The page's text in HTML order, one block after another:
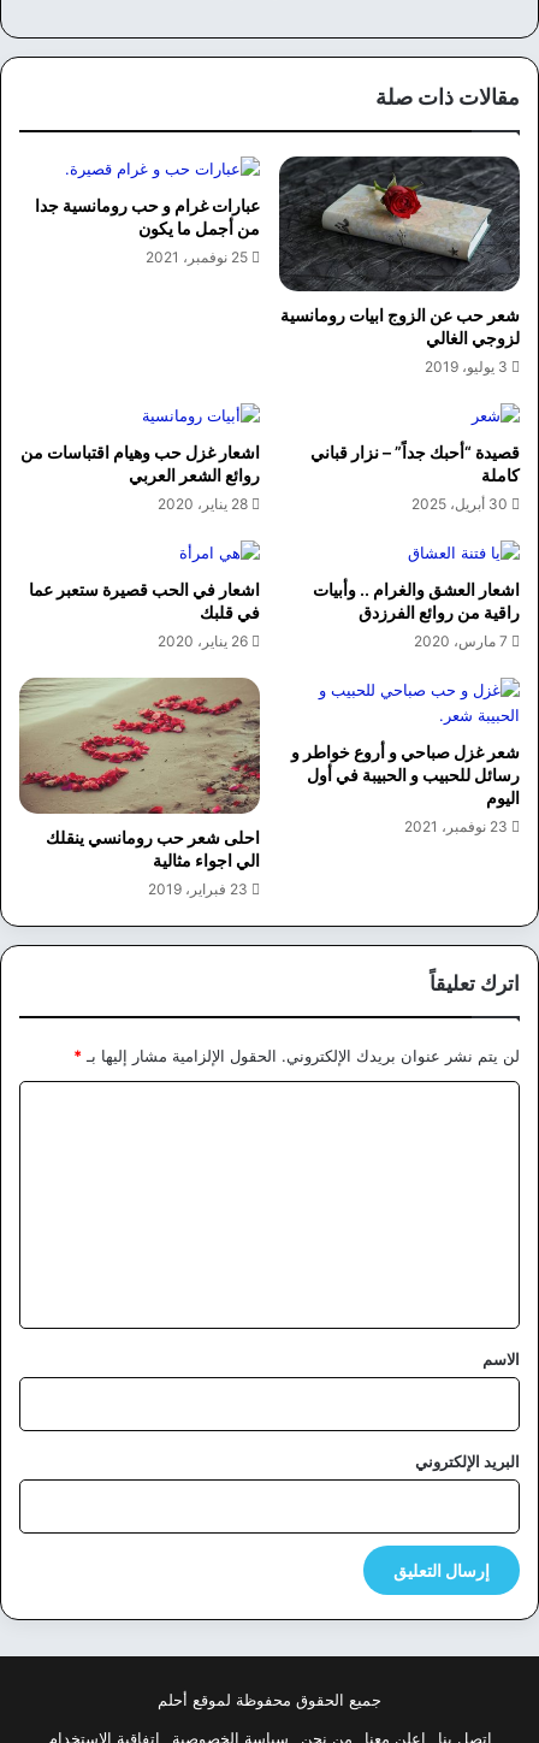
مقالات ذات صلة
شعر حب عن الزوج ابيات رومانسية
لزوجي الغالي
3 يوليو، 2019
عبارات غرام و حب رومانسية جدا
من أجمل ما يكون
25 نوفمبر، 2021
قصيدة “أحبك جداً” – نزار قباني
كاملة
30 أبريل، 2025
اشعار غزل حب وهيام اقتباسات من
روائع الشعر العربي
28 يناير، 2020
اشعار العشق والغرام .. وأبيات
راقية من روائع الفرزدق
7 مارس، 2020
اشعار في الحب قصيرة ستعبر عما
في قلبك
26 يناير، 2020
شعر غزل صباحي و أروع خواطر و
رسائل للحبيب و الحبيبة في أول
اليوم
23 نوفمبر، 2021
احلى شعر حب رومانسي ينقلك
الي اجواء مثالية
23 فبراير، 2019
اترك تعليقاً
لن يتم نشر عنوان بريدك الإلكتروني. الحقول الإلزامية مشار إليها بـ*
*
الاسم
البريد الإلكتروني
جميع الحقوق محفوظة لموقع أحلم
اتصل بنا
اعلن معنا من نحن سياسة الخصوصية اتفاقية الاستخدام